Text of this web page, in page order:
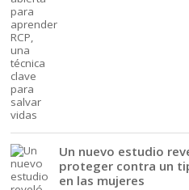
Un nuevo estudio
proteger contra un
en las mujeres